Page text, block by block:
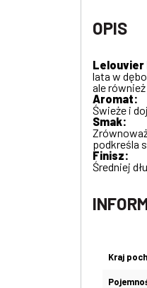
OPIS
Lelouvier
lata w
ale
Aromat:
Świeże i
Smak:
podkreśla
Finisz:
Średniej
Kraj